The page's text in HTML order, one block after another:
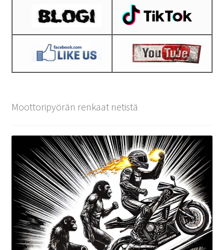
Moottoripyörän renkaat netistä